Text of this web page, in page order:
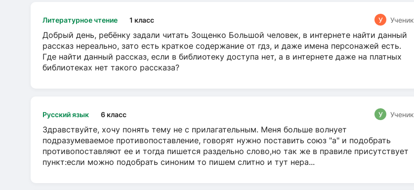
Литературное чтение 1 класс У Ученик
Добрый день, ребёнку задали читать Зощенко Большой человек, в интернете найти данный
рассказ нереально, зато есть краткое содержание от гдз, и даже имена персонажей есть.
Где найти данный рассказ, если в библиотеку доступа нет, а в интернете даже на платных
библиотеках нет такого рассказа?
Русский язык 6 класс У Ученик
Здравствуйте, хочу понять тему не с прилагательным. Меня больше волнует
подразумеваемое противопоставление, говорят нужно поставить союз "а" и подобрать
противопоставляют ее и тогда пишется раздельно слово,но так же в правиле присутствует
пункт:если можно подобрать синоним то пишем слитно и тут нера...